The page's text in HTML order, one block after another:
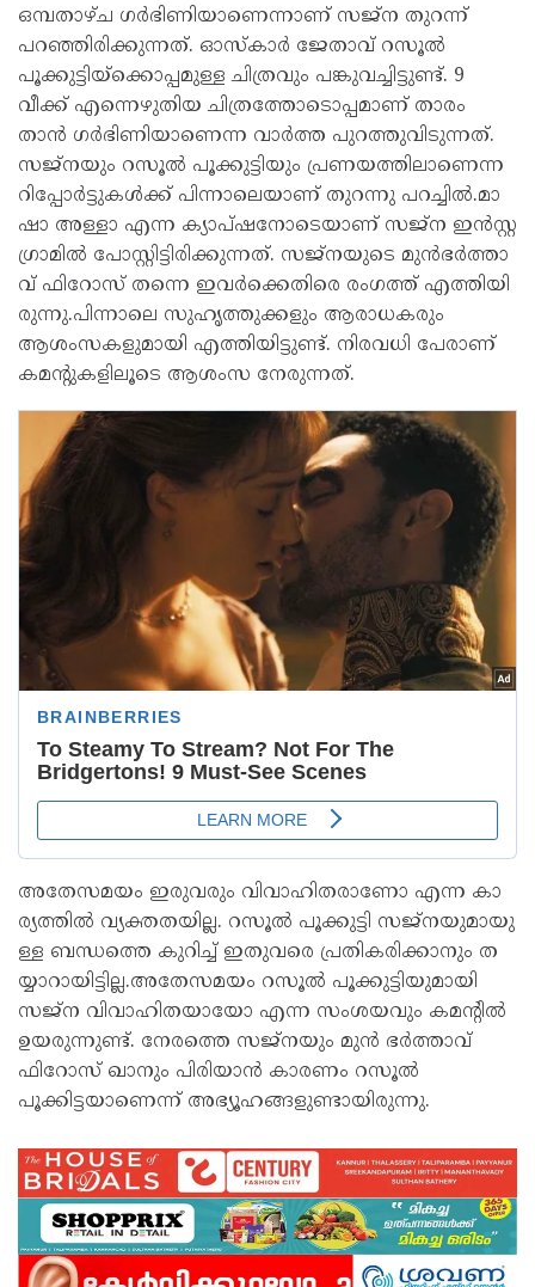
ഒമ്പതാഴ്ച ഗര്‍ഭിണിയാണെന്നാണ് സജ്‌ന തുറന്ന്
പറഞ്ഞിരിക്കുന്നത്. ഓസ്‌കാര്‍ ജേതാവ് റസൂല്‍
പൂക്കുട്ടിയ്‌ക്കൊപ്പമുള്ള ചിത്രവും പങ്കുവച്ചിട്ടുണ്ട്. 9
വീക്ക് എന്നെഴുതിയ ചിത്രത്തോടൊപ്പമാണ് താരം
താന്‍ ഗര്‍ഭിണിയാണെന്ന വാര്‍ത്ത പുറത്തുവിടുന്നത്.
സജ്‌നയും റസൂല്‍ പൂക്കുട്ടിയും പ്രണയത്തിലാണെന്ന
റിപ്പോര്‍ട്ടുകള്‍ക്ക് പിന്നാലെയാണ് തുറന്നു പറച്ചില്‍.മാ​
ഷാ അ​ള്ളാ എ​ന്ന ക്യാ​പ്ഷ​നോ​ടെ​യാ​ണ് സ​ജ്‌​ന ഇ​ൻ​സ്റ്റ​
ഗ്രാ​മി​ൽ പോ​സ്റ്റി​ട്ടി​രി​ക്കു​ന്ന​ത്. സ​ജ്ന​യു​ടെ മു​ൻ​ഭ​ർ​ത്താ​
വ് ഫി​റോ​സ് ത​ന്നെ ഇ​വ​ർ​ക്കെ​തി​രെ രം​ഗ​ത്ത് എ​ത്തി​യി​
രു​ന്നു.പിന്നാലെ സുഹൃത്തുക്കളും ആരാധകരും
ആശംസകളുമായി എത്തിയിട്ടുണ്ട്. നിരവധി പേരാണ്
കമന്റുകളിലൂടെ ആശംസ നേരുന്നത്.
അ​തേ​സ​മ​യം ഇ​രു​വ​രും വി​വാ​ഹി​ത​രാ​ണോ എ​ന്ന കാ​
ര്യ​ത്തി​ൽ വ്യ​ക്ത​ത​യി​ല്ല. റ​സൂ​ൽ പൂ​ക്കു​ട്ടി സ​ജ്‌​ന​യു​മാ​യു​
ള്ള ബ​ന്ധ​ത്തെ കു​റി​ച്ച് ഇ​തു​വ​രെ പ്ര​തി​ക​രി​ക്കാ​നും ത​
യ്യാ​റാ​യി​ട്ടി​ല്ല.അതേസമയം റസൂല്‍ പൂക്കുട്ടിയുമായി
സജ്‌ന വിവാഹിതയായോ എന്ന സംശയവും കമന്റില്‍
ഉയരുന്നുണ്ട്. നേരത്തെ സജ്‌നയും മുന്‍ ഭര്‍ത്താവ്
ഫിറോസ് ഖാനും പിരിയാന്‍ കാരണം റസൂല്‍
പൂക്കിട്ടയാണെന്ന് അഭ്യൂഹങ്ങളുണ്ടായിരുന്നു.